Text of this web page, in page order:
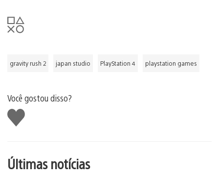
gravity rush 2 japan studio PlayStation 4 playstation games
Você gostou disso?
Curtir
Últimas notícias